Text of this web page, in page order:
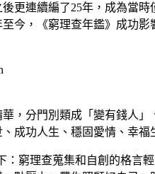
更連續編了25年，成為當
今，《窮理查年鑑》成功
，分門別類成「變有錢人
成功人生、穩固愛情、幸
窮理查蒐集和自創的格言